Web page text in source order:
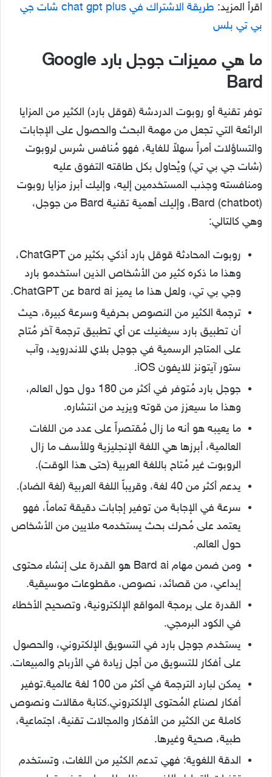
اقرأ المزيد:
طريقة الاشتراك في chat gpt plus شات جي
بي تي بلس
ما هي مميزات جوجل بارد Google
Bard
توفر تقنية أو روبوت الدردشة (قوقل بارد) الكثير من المزايا
الرائعة التي تجعل من مهمة البحث والحصول على الإجابات
والتساؤلات أمراً سهلاً للغاية، فهو مُنافس شرس لروبوت
(شات جي بي تي) ويُحاول بكل طاقته التفوق عليه
ومنافسته وجذب المستخدمين إليه، وإليك أبرز مزايا روبوت
Bard (chatbot)، وإليك أهمية تقنية Bard من جوجل،
وهي كالتالي:
روبوت المحادثة قوقل بارد أذكي بكثير من ChatGPT،
وهذا ما ذكره كثير من الأشخاص الذين استخدمو بارد
وجي بي تي، ولعل هذا ما يميز bard ai عن ChatGPT.
ترجمة الكثير من النصوص بحرفية وسرعة كبيرة، حيث
أن تطبيق بارد سيغنيك عن أي تطبيق ترجمة آخر مُتاح
على المتاجر الرسمية في جوجل بلاي للاندرويد، وآب
ستور آيتونز للايفون iOS.
جوجل بارد مُتوفر في أكثر من 180 دول حول العالم،
وهذا ما سيعزز من قوته ويزيد من انتشاره.
ما يعيبه هو أنه ما زال مُقتصراً على عدد من اللغات
العالمية، أبرزها هي اللغة الإنجليزية وللأسف ما زال
الروبوت غير مُتاح باللغة العربية (حتى هذا الوقت).
يدعم أكثر من 40 لغة، وقريباً اللغة العربية (لغة الضاد).
سرعة في الإجابة من توفير إجابات دقيقة تماماً، فهو
يعتمد على مُحرك بحث يستخدمه ملايين من الأشخاص
حول العالم.
ومن ضمن مهام Bard ai هو القدرة على إنشاء محتوى
إبداعي، من قصائد، نصوص، مقطوعات موسيقية.
القدرة على برمجة المواقع الإلكترونية، وتصحيح الأخطاء
في الكود البرمجي.
يستخدم جوجل بارد في التسويق الإلكتروني، والحصول
على أفكار للتسويق من أجل زيادة في الأرباح والمبيعات.
يمكن لبارد الترجمة في أكثر من 100 لغة عالمية.توفير
أفكار لصناع المُحتوى الإلكتروني.كتابة مقالات ونصوص
كاملة عن الكثير من الأفكار والمجالات تقنية، اجتماعية،
طبية، صحية وغيرها.
الدقة اللغوية: فهي تدعم الكثير من اللغات، وتستخدم